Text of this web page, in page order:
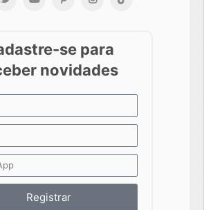
Registrar